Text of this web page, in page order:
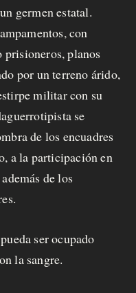
germen estatal.
con
prisioneros, planos
por un terreno árido,
militar con su
se
de los encuadres
a la participación en
de los
ser ocupado
la sangre.